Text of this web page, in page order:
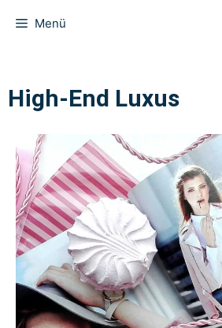
Menü
High-End Luxus